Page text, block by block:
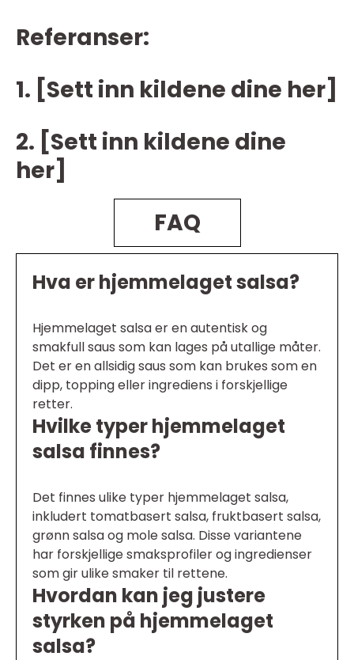
Referanser:
1. [Sett inn kildene dine her]
2. [Sett inn kildene dine
her]
FAQ
Hva er hjemmelaget salsa?
Hjemmelaget salsa er en autentisk og
smakfull saus som kan lages på utallige måter.
Det er en allsidig saus som kan brukes som en
dipp, topping eller ingrediens i forskjellige
retter.
Hvilke typer hjemmelaget
salsa finnes?
Det finnes ulike typer hjemmelaget salsa,
inkludert tomatbasert salsa, fruktbasert salsa,
grønn salsa og mole salsa. Disse variantene
har forskjellige smaksprofiler og ingredienser
som gir ulike smaker til rettene.
Hvordan kan jeg justere
styrken på hjemmelaget
salsa?